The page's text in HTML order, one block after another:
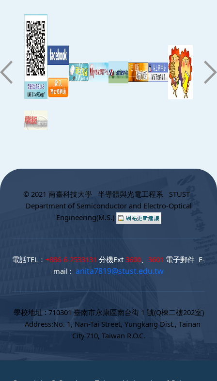
© 2021 南臺科技大學 半導體與光電工程系 STUST
Department of Semiconductor and Electro-Optical
Engineering(M.S.)
電話TEL： +886-6-2533131 分機Ext 3600、 3601 電子郵件 E-
mail : anita7819@stust.edu.tw
學校地址 : 710301 臺南市永康區南台街 1 號(Q棟二樓202室)
Address:No. 1, Nan-Tai Street, Yungkang Dist., Tainan
City 710, Taiwan R.O.C.